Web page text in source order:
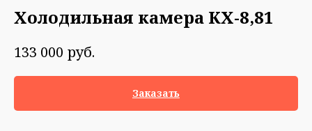
Холодильная камера КХ-8,81
133 000 руб.
Заказать